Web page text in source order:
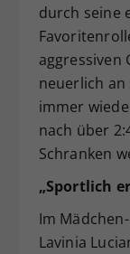
durch seine
aggressiven
neuerlich an
immer
nach über
Schranken
„Sportlich
Im
Lavinia